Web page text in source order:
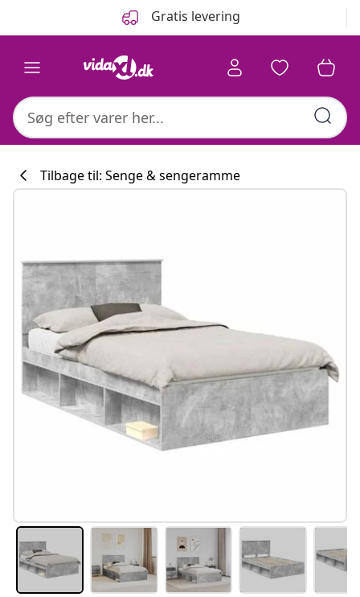
Gratis levering
#sharemevidaxl
Tilbage til: Senge & sengeramme